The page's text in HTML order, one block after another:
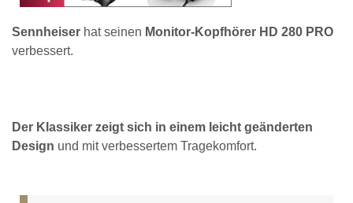
Sennheiser hat seinen Monitor-Kopfhörer HD 280 PRO
verbessert.
Der Klassiker zeigt sich in einem leicht geänderten
Design und mit verbessertem Tragekomfort.